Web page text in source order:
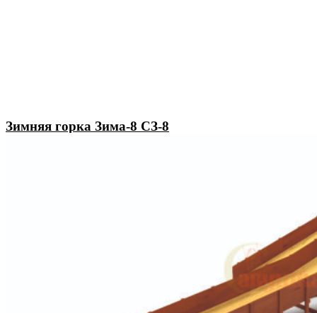
Зимняя горка Зима-8 СЗ-8